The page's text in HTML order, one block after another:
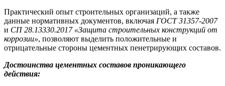
Практический опыт строительных организаций, а также
данные нормативных документов, включая ГОСТ 31357-2007
и СП 28.13330.2017 «Защита строительных конструкций от
коррозии», позволяют выделить положительные и
отрицательные стороны цементных пенетрирующих составов.
Достоинства цементных составов проникающего
действия: